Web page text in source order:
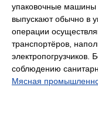
упаковочные машины
выпускают обычно в
операции
транспортёров,
соблюдению
Мясная